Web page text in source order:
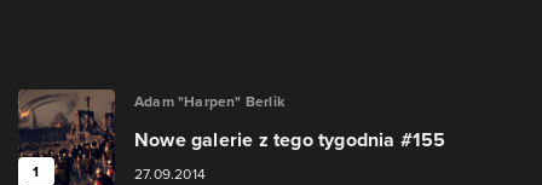
1
Adam "Harpen" Berlik
Nowe galerie z tego tygodnia #155
27.09.2014